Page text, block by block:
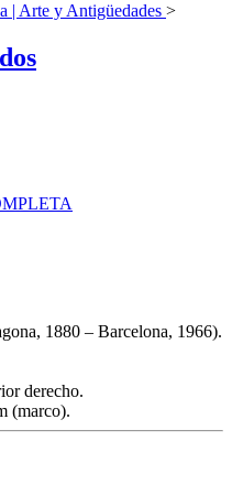
| Arte y Antigüedades >
1880 – Barcelona, 1966).
derecho.
(marco).